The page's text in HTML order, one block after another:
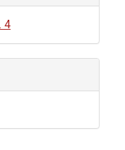
4